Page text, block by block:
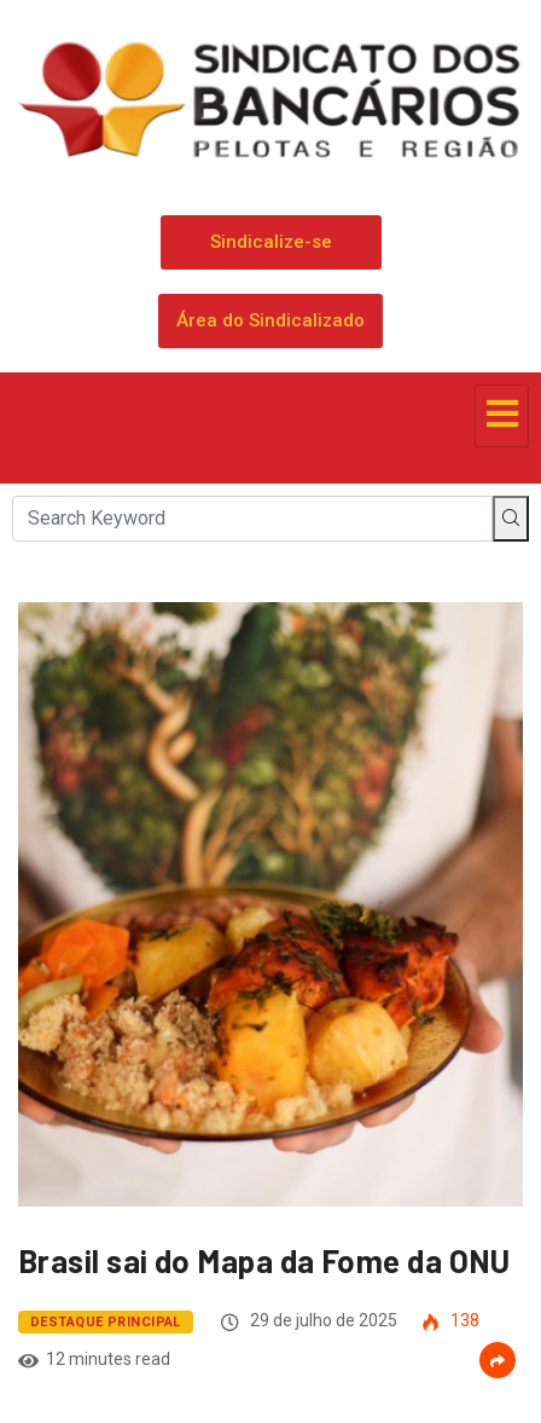
Sindicalize-se
Área do Sindicalizado
Brasil sai do Mapa da Fome da ONU
DESTAQUE PRINCIPAL 29 de julho de 2025
138
12 minutes read